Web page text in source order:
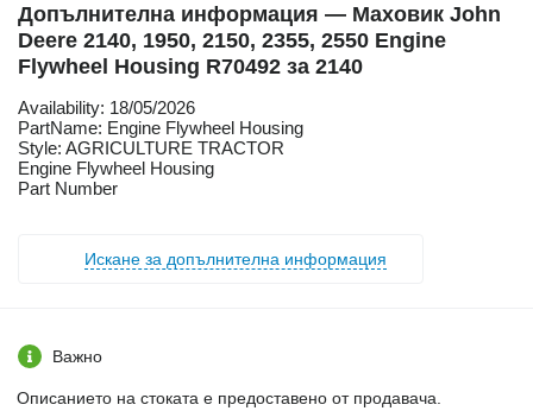
Допълнителна информация — Маховик John
Deere 2140, 1950, 2150, 2355, 2550 Engine
Flywheel Housing R70492 за 2140
Availability: 18/05/2026
PartName: Engine Flywheel Housing
Style: AGRICULTURE TRACTOR
Engine Flywheel Housing
Part Number
Искане за допълнителна информация
Важно
Описанието на стоката е предоставено от продавача.